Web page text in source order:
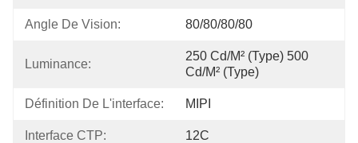
Angle De Vision: 80/80/80/80
Luminance:
250 Cd/m² (type) 500
Cd/m² (type)
Définition De L'interface: MIPI
Interface CTP: 12C